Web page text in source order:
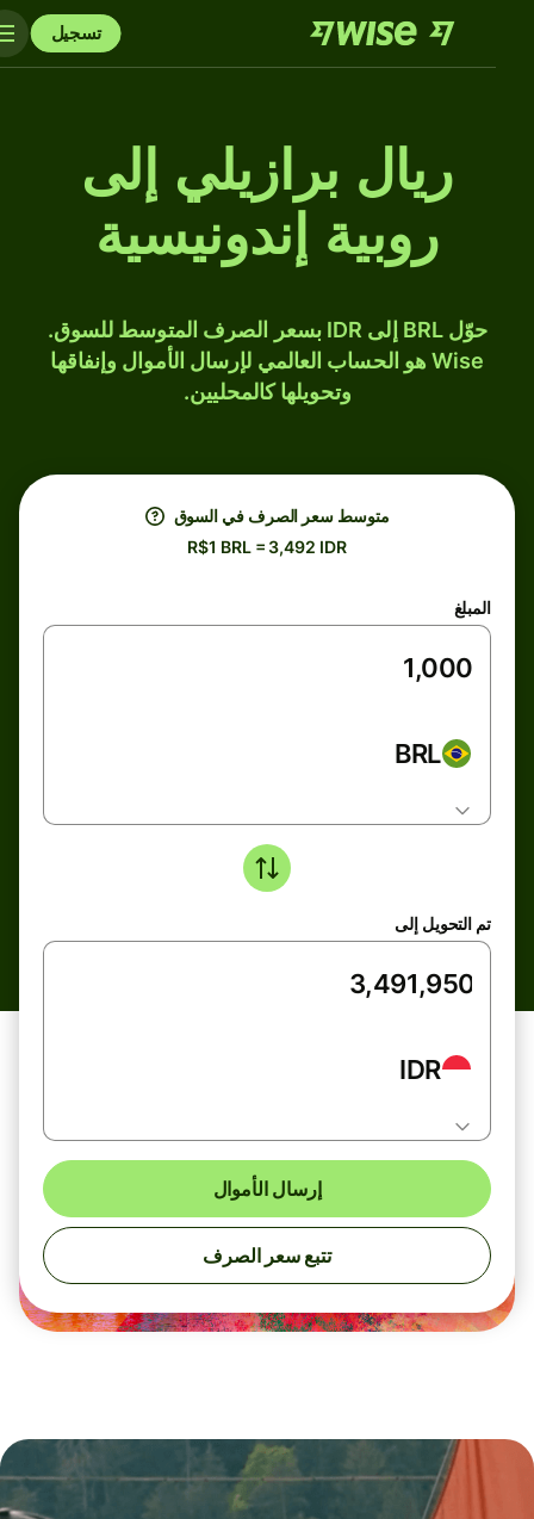
تسجيل
ريال برازيلي إلى
روبية إندونيسية
حوّل BRL إلى IDR بسعر الصرف المتوسط للسوق.
Wise هو الحساب العالمي لإرسال الأموال وإنفاقها
وتحويلها كالمحليين.
متوسط ​​سعر الصرف في السوق
R$1 BRL = 3,492 IDR
المبلغ
BRL
تم التحويل إلى
IDR
إرسال الأموال
تتبع سعر الصرف